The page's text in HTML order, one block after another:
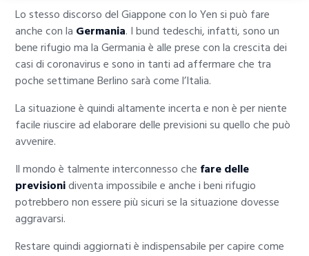
Lo stesso discorso del Giappone con lo Yen si può fare
anche con la Germania. I bund tedeschi, infatti, sono un
bene rifugio ma la Germania è alle prese con la crescita dei
casi di coronavirus e sono in tanti ad affermare che tra
poche settimane Berlino sarà come l’Italia.
La situazione è quindi altamente incerta e non è per niente
facile riuscire ad elaborare delle previsioni su quello che può
avvenire.
Il mondo è talmente interconnesso che fare delle
previsionidiventa impossibile e anche i beni rifugio
potrebbero non essere più sicuri se la situazione dovesse
aggravarsi.
Restare quindi aggiornati è indispensabile per capire come